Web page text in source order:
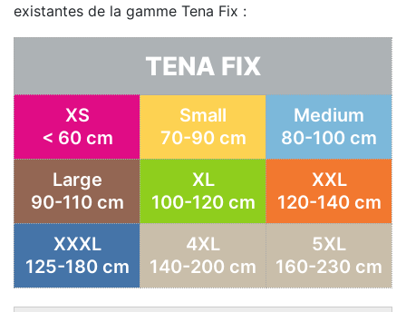
existantes de la gamme Tena Fix :
TENA FIX
XS
< 60 cm
Small
70-90 cm
Medium
80-100 cm
Large
90-110 cm
XL
100-120 cm
XXL
120-140 cm
XXXL
125-180 cm
4XL
140-200 cm
5XL
160-230 cm